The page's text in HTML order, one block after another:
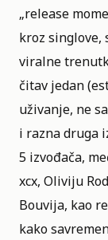
„release
kroz singlove,
viralne
čitav jedan
uživanje, ne
i razna druga
5 izvođača,
xcx, Oliviju
Bouvija, kao
kako